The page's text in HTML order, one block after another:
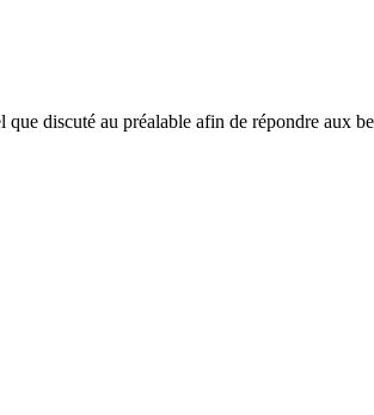
discuté au préalable afin de répondre aux